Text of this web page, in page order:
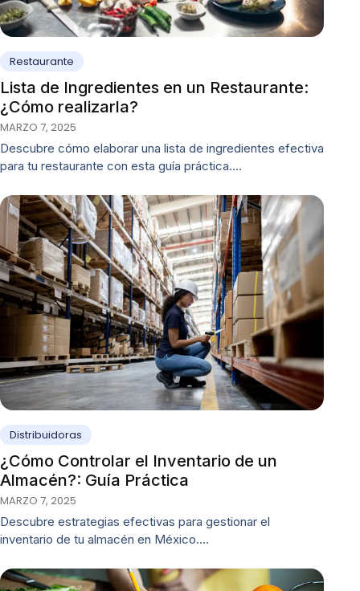
Restaurante
Lista de Ingredientes en un Restaurante:
¿Cómo realizarla?
MARZO 7, 2025
Descubre cómo elaborar una lista de ingredientes efectiva
para tu restaurante con esta guía práctica.…
Distribuidoras
¿Cómo Controlar el Inventario de un
Almacén?: Guía Práctica
MARZO 7, 2025
Descubre estrategias efectivas para gestionar el
inventario de tu almacén en México.…